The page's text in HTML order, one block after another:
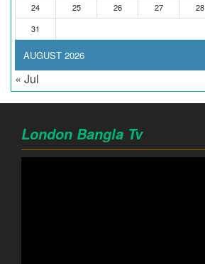
AUGUST 2026
24
25 26 27 28
31
« Jul
London Bangla Tv